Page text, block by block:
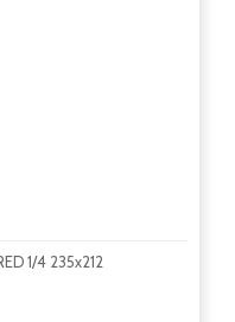
1/4 235x212